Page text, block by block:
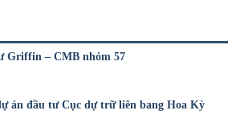
Griffin – CMB nhóm 57
án đầu tư Cục dự trữ liên bang Hoa Kỳ